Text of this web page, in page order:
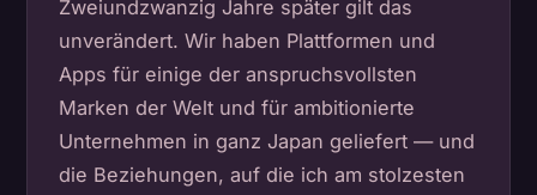
Zweiundzwanzig Jahre später gilt das
unverändert. Wir haben Plattformen und
Apps für einige der anspruchsvollsten
Marken der Welt und für ambitionierte
Unternehmen in ganz Japan geliefert — und
die Beziehungen, auf die ich am stolzesten